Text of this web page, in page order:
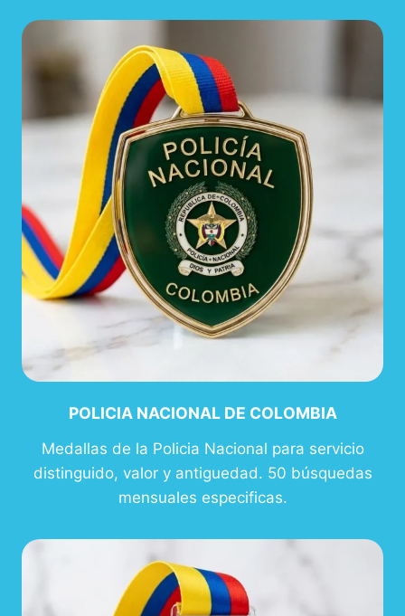
POLICIA NACIONAL DE COLOMBIA
Medallas de la Policia Nacional para servicio
distinguido, valor y antiguedad. 50 búsquedas
mensuales especificas.